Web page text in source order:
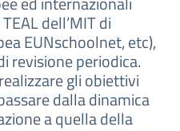
dell’MIT di
EUNschoolnet, etc),
revisione periodica.
gli obiettivi
dalla dinamica
a quella della